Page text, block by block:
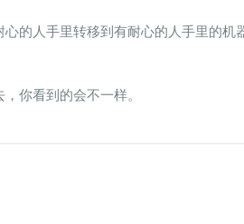
的人手里转移到有耐心的人手里的机
你看到的会不一样。